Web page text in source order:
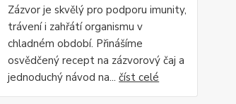
Zázvor je skvělý pro podporu imunity,
trávení i zahřátí organismu v
chladném období. Přinášíme
osvědčený recept na zázvorový čaj a
jednoduchý návod na...číst celé